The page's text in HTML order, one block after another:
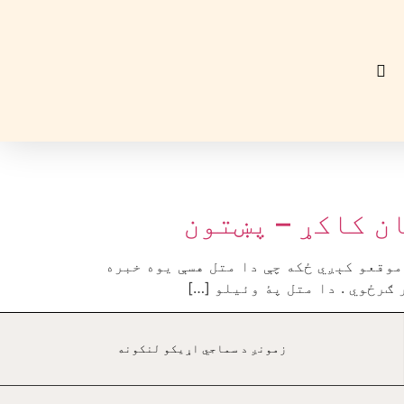
کاکړ – پښتون
کېږي ځکه چې دا متل هسې يوه خبره
ګرځوي . دا متل پۀ وئيلو […]
زمونږ د سماجي اړيکو لنکونه